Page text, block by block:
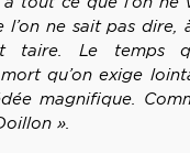
l’on ne sait pas dire,
taire. Le temps
qu’on exige
magnifique.
».